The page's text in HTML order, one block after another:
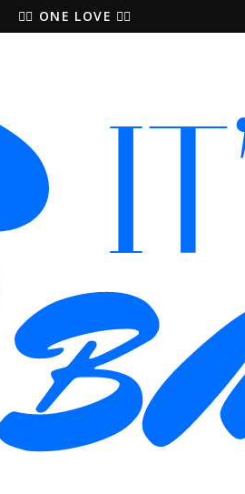
🚵‍♀️ ONE LOVE 🚴‍♀️